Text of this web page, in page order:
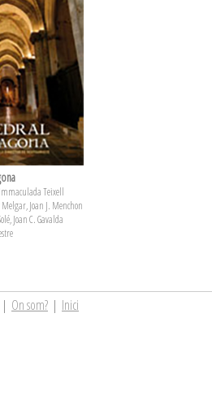
Teixell
Joan J. Menchon
Joan C. Gavalda
| On som? | Inici